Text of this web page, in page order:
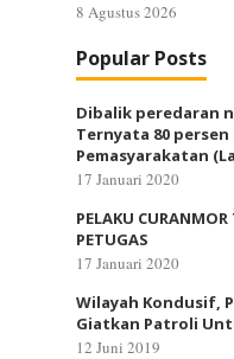
8 Agustus 2026
Popular Posts
Dibalik peredaran
Ternyata 80
Pemasyarakatan
17 Januari 2020
PELAKU
PETUGAS
17 Januari 2020
Wilayah Kondusif,
Giatkan Patroli
12 Juni 2019